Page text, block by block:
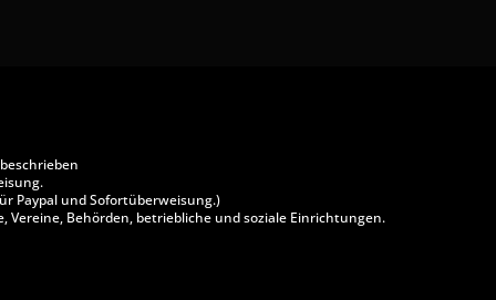
Paypal und Sofortüberweisung.)
Vereine, Behörden, betriebliche und soziale Einrichtungen.